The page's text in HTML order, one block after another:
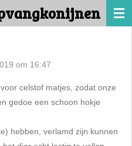
om 16:47
celstof matjes, zodat onze
gedoe een schoon hokje
hebben, verlamd zijn kunnen